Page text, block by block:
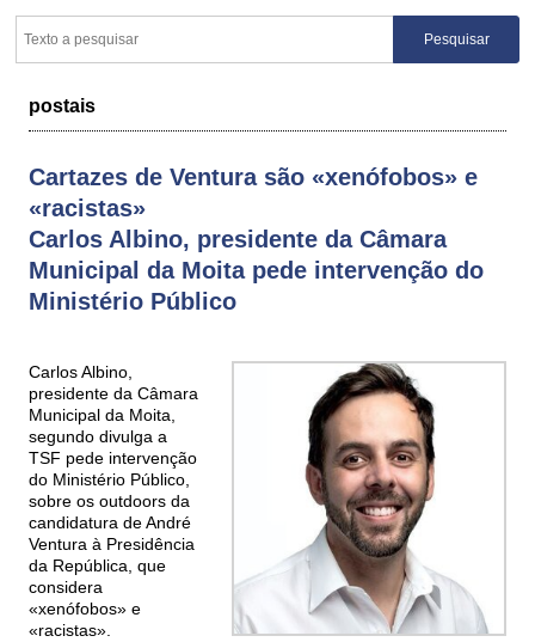
postais
Cartazes de Ventura são «xenófobos» e
«racistas»
Carlos Albino, presidente da Câmara
Municipal da Moita pede intervenção do
Ministério Público
Carlos Albino,
presidente da Câmara
Municipal da Moita,
segundo divulga a
TSF pede intervenção
do Ministério Público,
sobre os outdoors da
candidatura de André
Ventura à Presidência
da República, que
considera
«xenófobos» e
«racistas».